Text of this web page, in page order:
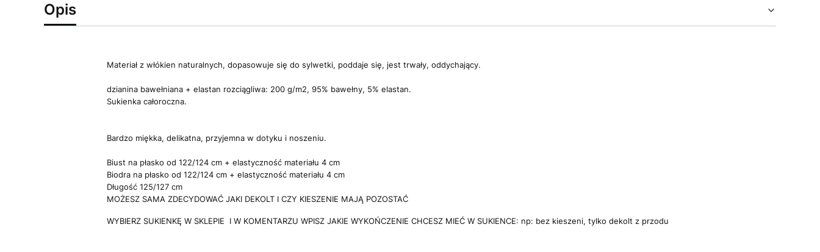
Opis
Materiał z włókien naturalnych, dopasowuje się do sylwetki, poddaje się, jest trwały, oddychający.
dzianina bawełniana + elastan rozciągliwa: 200 g/m2, 95% bawełny, 5% elastan.
Sukienka całoroczna.
Bardzo miękka, delikatna, przyjemna w dotyku i noszeniu.
Biust na płasko od 122/124 cm + elastyczność materiału 4 cm
Biodra na płasko od 122/124 cm + elastyczność materiału 4 cm
Długość 125/127 cm
MOŻESZ SAMA ZDECYDOWAĆ JAKI DEKOLT I CZY KIESZENIE MAJĄ POZOSTAĆ
WYBIERZ SUKIENKĘ W SKLEPIE I W KOMENTARZU WPISZ JAKIE WYKOŃCZENIE CHCESZ MIEĆ W SUKIENCE: np: bez kieszeni, tylko dekolt z przodu